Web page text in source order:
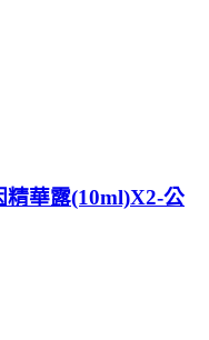
精華露(10ml)X2-公